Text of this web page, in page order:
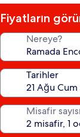
yeri
Fiyatların
Nereye?
Tarihler
Misafir sayısı